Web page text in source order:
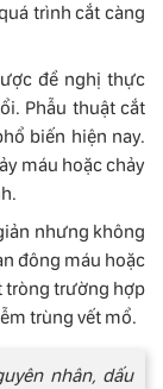
trình cắt càng
đề nghị thực
Phẫu thuật cắt
biến hiện nay.
máu hoặc chảy
nhưng không
đông máu hoặc
tròng trường hợp
trùng vết mổ.
nhân, dấu